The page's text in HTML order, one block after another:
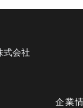
式会社
企業